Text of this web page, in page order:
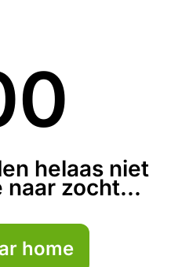
helaas niet
naar zocht...
home